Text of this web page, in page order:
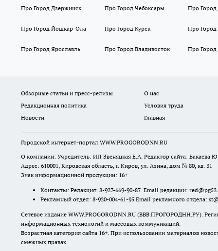
Про Город Дзержинск Про Город Чебоксары Про Город
Про Город Йошкар-Ола Про Город Курск Про
Про Город Ярославль Про Город Владивосток Про Город
Обзорные статьи и пресс-релизы
О нас
Редакционная политика
Условия труда
Новости
Главная
Городской интернет-портал WWW.PROGORODNN.RU
О компании: Учредитель: ИП Звеняцкая Е.А. Редактор сайта: Бакаева
Адрес: 610001, Кировская область, г. Киров, ул. Азина, дом № 80, кв. 31
Знак информационной продукции: 16+
Контакты: Редакция: 8-927-669-90-87 Email редакции:
Рекламный отдел: 8-920-004-61-95 Email рекламного отдела:
Сетевое издание WWW.PROGORODNN.RU (ВВВ.ПРОГОРОДНН.РУ).
информационных технологий и массовых коммуникаций.
Возрастная категория сайта 16+. При использовании материалов
смежных правах.